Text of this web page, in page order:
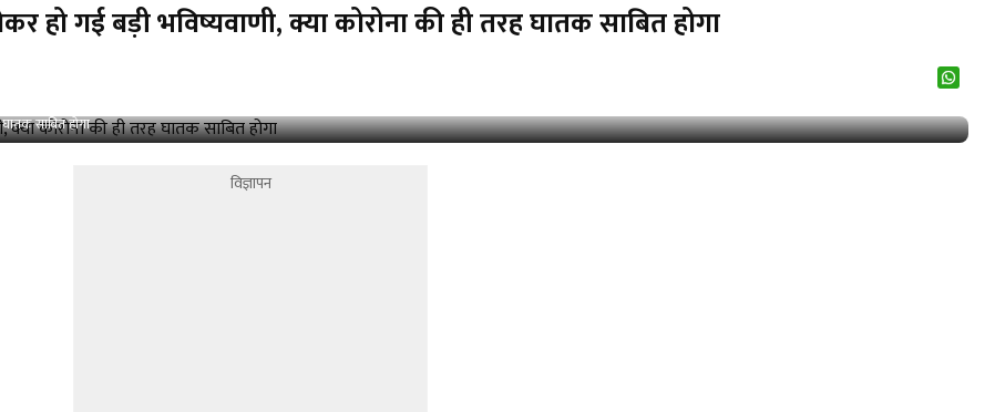
गई बड़ी भविष्यवाणी, क्या कोरोना की ही तरह घातक साबित होगा
साबित होगा
विज्ञापन